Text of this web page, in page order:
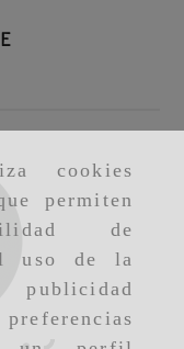
cookies
permiten
de
uso de la